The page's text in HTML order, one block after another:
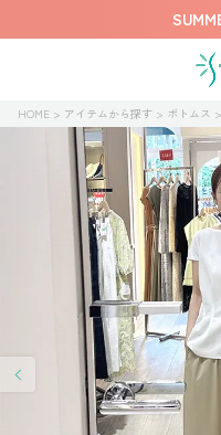
HOME アイテムから探す ボトムス